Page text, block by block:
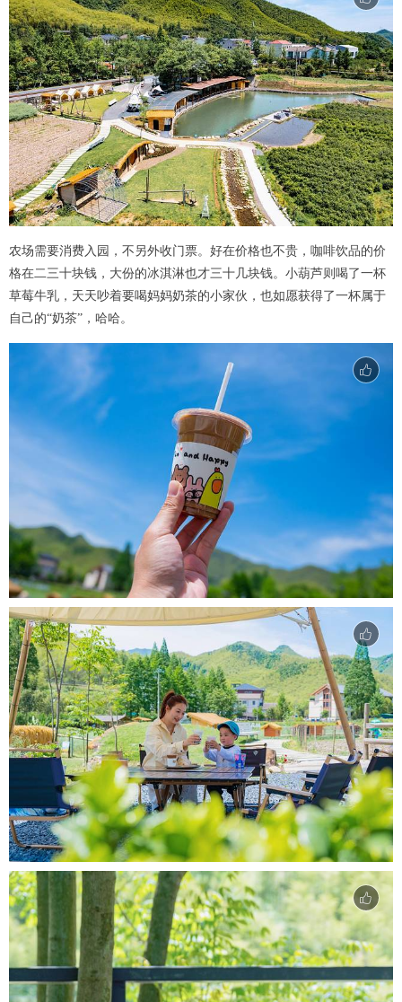
农场需要消费入园，不另外收门票。好在价格也不贵，咖啡饮品的价
格在二三十块钱，大份的冰淇淋也才三十几块钱。小葫芦则喝了一杯
草莓牛乳，天天吵着要喝妈妈奶茶的小家伙，也如愿获得了一杯属于
自己的“奶茶”，哈哈。